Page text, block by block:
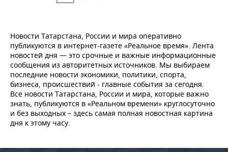
Новости Татарстана, России и мира оперативно
публикуются в интернет-газете «Реальное время». Лента
новостей дня — это срочные и важные информационные
сообщения из авторитетных источников. Мы выбираем
последние новости экономики, политики, спорта,
бизнеса, происшествий - главные события за сегодня.
Все новости Татарстана, России и мира, которые важно
знать, публикуются в «Реальном времени» круглосуточно
и без выходных – здесь самая полная новостная картина
дня к этому часу.